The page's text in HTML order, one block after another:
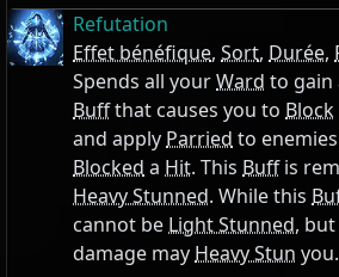
Refutation
Effet bénéfique, Sort, Durée,
Spends all yourWard to gain
Buffthat causes you to Block
and apply Parried to
Blocked a Hit. This Buffis
Heavy Stunned. While this
cannot be Light Stunned, but
damage may Heavy Stun you.